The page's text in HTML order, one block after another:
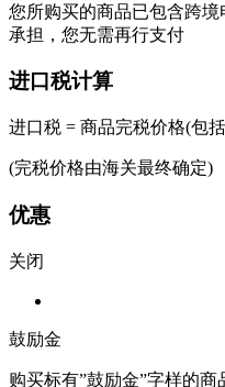
您所购买的商品已包含跨
承担，您无需再行支付
进口税计算
进口税 = 商品完税价格(包
(完税价格由海关最终确定)
优惠
关闭
鼓励金
购买标有”鼓励金”字样的